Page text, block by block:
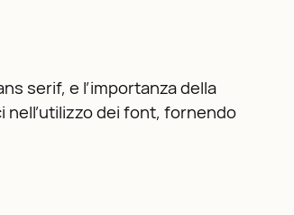
serif, e l’importanza della
nell’utilizzo dei font, fornendo